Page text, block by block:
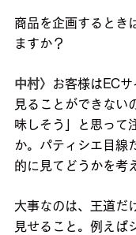
商品を企画するとき
ますか？
中村〉
お客様はEC
見ることができない
味しそう」と思って
か。パティシエ目線
的に見てどうかを考
大事なのは、王道だ
見せること。例えば